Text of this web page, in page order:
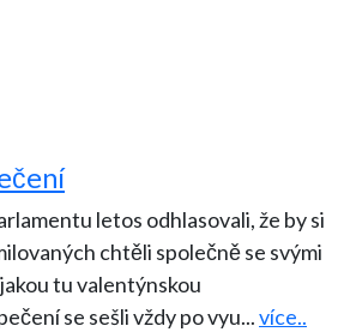
letos odhlasovali, že by si
chtěli společně se svými
tu valentýnskou
se sešli vždy po vyu...více..